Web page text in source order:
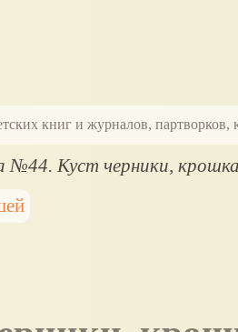
книг и журналов, партворков,
Куст черники,